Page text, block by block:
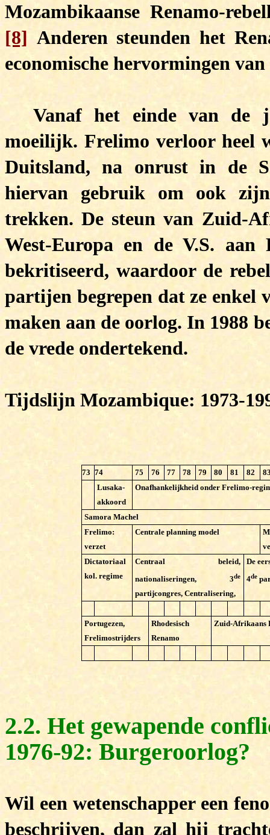
Mozambikaanse Renamo-
[8] Anderen steunden het
economische hervormingen
Vanaf het einde van de
moeilijk. Frelimo verloor heel
Duitsland, na onrust in de
hiervan gebruik om ook
trekken. De steun van Zuid-
West-Europa en de V.S. aan
bekritiseerd, waardoor de
partijen begrepen dat ze enkel
maken aan de oorlog. In 1988
de vrede ondertekend.
Tijdslijn Mozambique: 1973-
73 74 75 76 77 78 79 80 81 82
Lusaka-
akkoord
Onafhankelijkheid onder Frelimo-
Samora Machel
Frelimo:
verzet
Centrale planning model
Dictatoriaal
kol. regime
Centraal beleid,
nationaliseringen, 3de
partijcongres, Centralisering,
De
4de
Portugezen,
Frelimostrijders
Rhodesisch
Renamo
Zuid-Afrikaans
2.2. Het gewapende
1976-92: Burgeroorlog?
Wil een wetenschapper een
beschrijven, dan zal hij